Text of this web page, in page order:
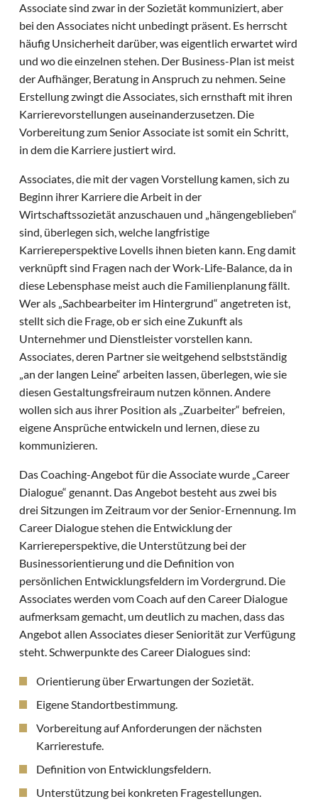
Associate sind zwar in der Sozietät kommuniziert, aber
bei den Associates nicht unbedingt präsent. Es herrscht
häufig Unsicherheit darüber, was eigentlich erwartet wird
und wo die einzelnen stehen. Der Business-Plan ist meist
der Aufhänger, Beratung in Anspruch zu nehmen. Seine
Erstellung zwingt die Associates, sich ernsthaft mit ihren
Karrierevorstellungen auseinanderzusetzen. Die
Vorbereitung zum Senior Associate ist somit ein Schritt,
in dem die Karriere justiert wird.
Associates, die mit der vagen Vorstellung kamen, sich zu
Beginn ihrer Karriere die Arbeit in der
Wirtschaftssozietät anzuschauen und „hängengeblieben“
sind, überlegen sich, welche langfristige
Karriereperspektive Lovells ihnen bieten kann. Eng damit
verknüpft sind Fragen nach der Work-Life-Balance, da in
diese Lebensphase meist auch die Familienplanung fällt.
Wer als „Sachbearbeiter im Hintergrund“ angetreten ist,
stellt sich die Frage, ob er sich eine Zukunft als
Unternehmer und Dienstleister vorstellen kann.
Associates, deren Partner sie weitgehend selbstständig
„an der langen Leine“ arbeiten lassen, überlegen, wie sie
diesen Gestaltungsfreiraum nutzen können. Andere
wollen sich aus ihrer Position als „Zuarbeiter“ befreien,
eigene Ansprüche entwickeln und lernen, diese zu
kommunizieren.
Das Coaching-Angebot für die Associate wurde „Career
Dialogue“ genannt. Das Angebot besteht aus zwei bis
drei Sitzungen im Zeitraum vor der Senior-Ernennung. Im
Career Dialogue stehen die Entwicklung der
Karriereperspektive, die Unterstützung bei der
Businessorientierung und die Definition von
persönlichen Entwicklungsfeldern im Vordergrund. Die
Associates werden vom Coach auf den Career Dialogue
aufmerksam gemacht, um deutlich zu machen, dass das
Angebot allen Associates dieser Seniorität zur Verfügung
steht. Schwerpunkte des Career Dialogues sind:
Orientierung über Erwartungen der Sozietät.
Eigene Standortbestimmung.
Vorbereitung auf Anforderungen der nächsten
Karrierestufe.
Definition von Entwicklungsfeldern.
Unterstützung bei konkreten Fragestellungen.